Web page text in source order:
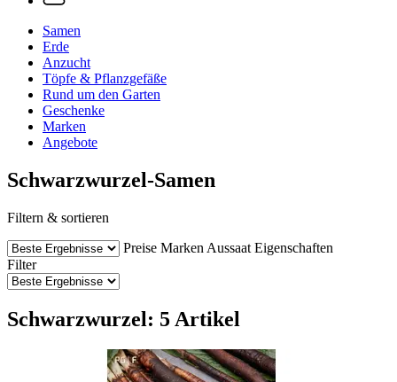
Samen
Erde
Anzucht
Töpfe & Pflanzgefäße
Rund um den Garten
Geschenke
Marken
Angebote
Schwarzwurzel-Samen
Filtern & sortieren
Preise Marken Aussaat Eigenschaften
Filter
Schwarzwurzel: 5 Artikel